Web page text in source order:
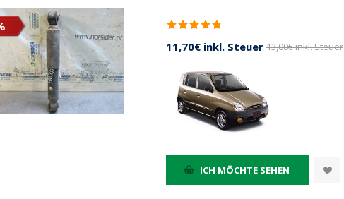
11,70€ inkl. Steuer 13,00€ inkl. Steuer
ICH MÖCHTE SEHEN